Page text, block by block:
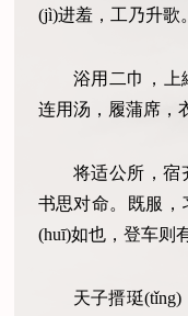
(jì)进羞，工乃升歌。
浴用二巾，上
连用汤，履蒲席，
将适公所，宿
书思对命。既服，
(huī)如也，登车则
天子搢珽